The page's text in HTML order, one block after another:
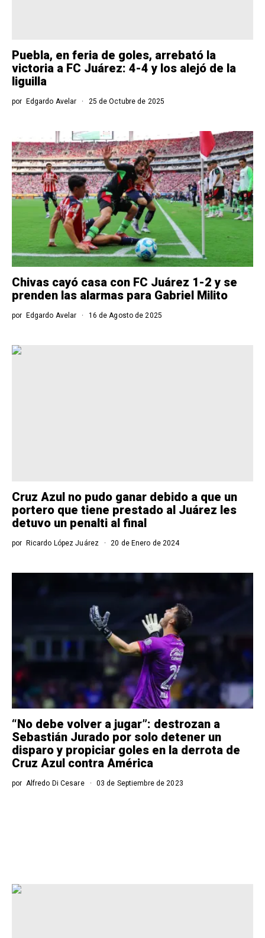
Puebla, en feria de goles, arrebató la
victoria a FC Juárez: 4-4 y los alejó de la
liguilla
por Edgardo Avelar 25 de Octubre de 2025
Chivas cayó casa con FC Juárez 1-2 y se
prenden las alarmas para Gabriel Milito
por Edgardo Avelar 16 de Agosto de 2025
Cruz Azul no pudo ganar debido a que un
portero que tiene prestado al Juárez les
detuvo un penalti al final
por Ricardo López Juárez 20 de Enero de 2024
“No debe volver a jugar”: destrozan a
Sebastián Jurado por solo detener un
disparo y propiciar goles en la derrota de
Cruz Azul contra América
por Alfredo Di Cesare 03 de Septiembre de 2023